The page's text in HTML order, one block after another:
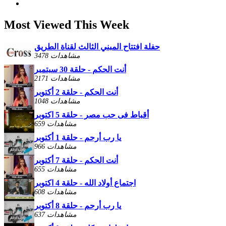
Most Viewed This Week
حفلة افتتاح المبني الثالث لقناة الطريق
3478 مشاهدات
أنت الحكم - حلقة 30 سبتمبر
2171 مشاهدات
أنت الحكم - حلقة 2 أكتوبر
1048 مشاهدات
أقباط فى حب مصر - حلقة 5 اكتوبر
659 مشاهدات
يا رب أرحم - حلقة 1 أكتوبر
966 مشاهدات
أنت الحكم - حلقة 7 أكتوبر
655 مشاهدات
اجتماع أولاد الله - حلقة 4 اكتوبر
608 مشاهدات
يا رب أرحم - حلقة 8 أكتوبر
637 مشاهدات